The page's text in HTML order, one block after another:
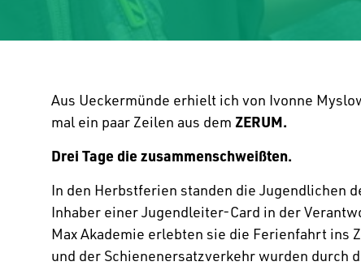
Aus Uecker­münde erhielt ich von Ivonne
mal ein paar Zeilen aus dem ZERUM.
Drei Tage die zusammenschweißten.
In den Herbst­fe­rien standen die Jugend­li­chen
Inhaber einer Jugend­leiter-Card in der
Max Akademie erlebten sie die Feri­en­fahrt ins
und der Schie­nen­er­satz­ver­kehr wurden durch